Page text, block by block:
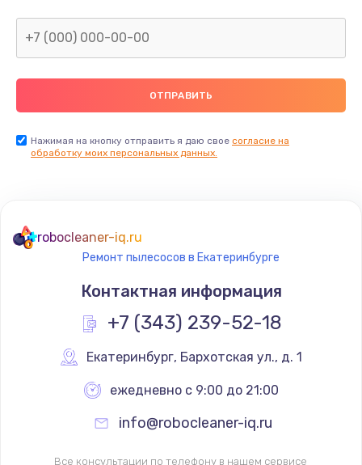
Нажимая на кнопку отправить я даю свое согласие на
обработку моих персональных данных.
robocleaner-iq.ru
Ремонт пылесосов в Екатеринбурге
Контактная информация
+7 (343) 239-52-18
Екатеринбург, Бархотская ул., д. 1
ежедневно с 9:00 до 21:00
info@robocleaner-iq.ru
Все консультации по телефону в нашем сервисе